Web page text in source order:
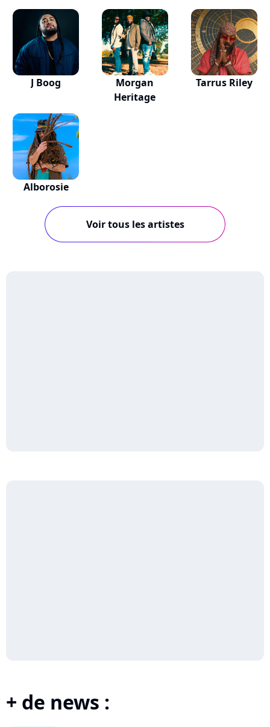
J Boog
Morgan
Heritage
Tarrus Riley
Alborosie
Voir tous les artistes
+ de news :